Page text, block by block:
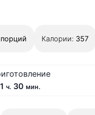
порций Калории: 357
1 чч. 30 м
мин.